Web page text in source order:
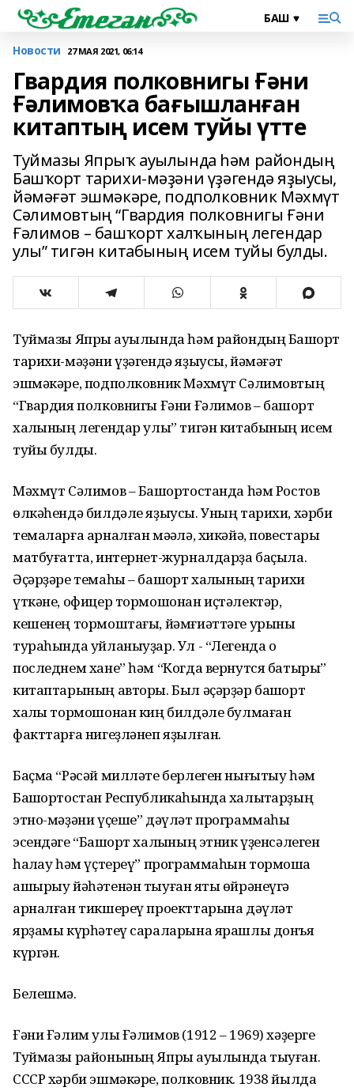
Новости 27 МАЯ 2021, 06:14
Гвардия полковнигы Ғәни
Ғәлимовҡа бағышланған
китаптың исем туйы үтте
Туймазы Япрыҡ ауылында һәм райондың
Башҡорт тарихи-мәҙәни үҙәгендә яҙыусы,
йәмәғәт эшмәкәре, подполковник Мәхмүт
Сәлимовтың “Гвардия полковнигы Ғәни
Ғәлимов – башҡорт халҡының легендар
улы” тигән китабының исем туйы булды.
Туймазы Япрыҡ ауылында һәм райондың Башҡорт
тарихи-мәҙәни үҙәгендә яҙыусы, йәмәғәт
эшмәкәре, подполковник Мәхмүт Сәлимовтың
“Гвардия полковнигы Ғәни Ғәлимов – башҡорт
халҡының легендар улы” тигән китабының исем
туйы булды.
Мәхмүт Сәлимов – Башҡортостанда һәм Ростов
өлкәһендә билдәле яҙыусы. Уның тарихи, хәрби
темаларға арналған мәҡәлә, хикәйә, повестары
матбуғатта, интернет-журналдарҙа баҫыла.
Әҫәрҙәре темаһы – башҡорт халҡының тарихи
үткәне, офицер тормошонан иҫтәлектәр,
кешенең тормоштағы, йәмғиәттәге урыны
тураһында уйланыуҙар. Ул - “Легенда о
последнем хане” һәм “Когда вернутся батыры”
китаптарының авторы. Был әҫәрҙәр башҡорт
халҡы тормошонан киң билдәле булмаған
факттарға нигеҙләнеп яҙылған.
Баҫма “Рәсәй милләте берлеген нығытыу һәм
Башҡортостан Республикаһында халыҡтарҙың
этно-мәҙәни үҫеше” дәүләт программаһы
эсендәге “Башҡорт халҡының этник үҙенсәлеген
һаҡлау һәм үҫтереү” программаһын тормошҡа
ашырыу йәһәтенән тыуған яҡты өйрәнеүгә
арналған тикшереү проекттарына дәүләт
ярҙамы күрһәтеү сараларына ярашлы донъя
күргән.
Белешмә.
Ғәни Ғәлим улы Ғәлимов (1912 – 1969) хәҙерге
Туймазы районының Япрыҡ ауылында тыуған.
СССР хәрби эшмәкәре, полковник. 1938 йылда